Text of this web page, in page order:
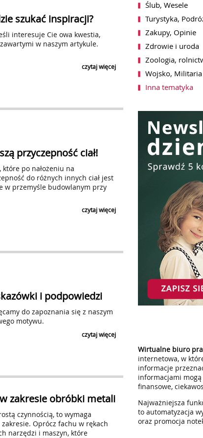
szukać inspiracji?
interesuje Cie owa kwestia,
w naszym artykule.
czytaj więcej
przyczepność ciał!
po nałożeniu na
do różnych innych ciał jest
w przemyśle budowlanym przy
czytaj więcej
i podpowiedzi
do zapoznania się z naszym
motywu.
czytaj więcej
zakresie obróbki metali
czynnością, to wymaga
Oprócz fachu w rękach
narzędzi i maszyn, które
Ślub, Wesele
Turystyka,
Zakupy, Opinie
Zdrowie i uroda
Zoologia,
Wojsko, Militaria
Inna tematyka
Wirtualne biuro
internetowa, w
informacje
informacjami
finansowe,
Najważniejsza
to automatyzacja
oraz promocja
ZAPISZ SIĘ DO